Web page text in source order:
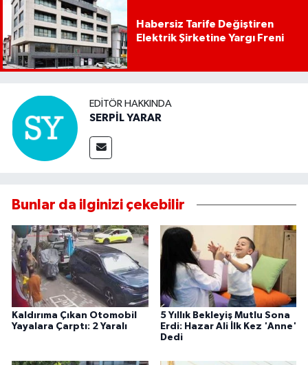
Habersiz Tarife Değiştiren
Elektrik Şirketine Yargı Freni
EDITÖR HAKKINDA
SERPİL YARAR
Bunlar da ilginizi çekebilir
Kaldırıma Çıkan Otomobil
Yayalara Çarptı: 2 Yaralı
5 Yıllık Bekleyiş Mutlu Sona
Erdi: Hazar Ali İlk Kez 'Anne'
Dedi